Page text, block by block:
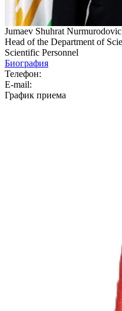
Jumaev Shuhrat
Head of the Department of
Scientific Personnel
Биография
Телефон:
E-mail:
График приема